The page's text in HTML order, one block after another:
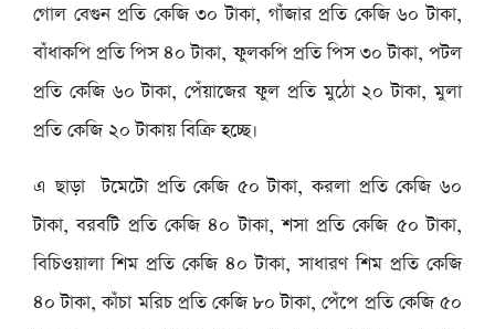
গোল বেগুন প্রতি কেজি ৩০ টাকা, গাঁজার প্রতি কেজি ৬০ টাকা,
বাঁধাকপি প্রতি পিস ৪০ টাকা, ফুলকপি প্রতি পিস ৩০ টাকা, পটল
প্রতি কেজি ৬০ টাকা, পেঁয়াজের ফুল প্রতি মুঠো ২০ টাকা, মুলা
প্রতি কেজি ২০ টাকায় বিক্রি হচ্ছে।
এ ছাড়া টমেটো প্রতি কেজি ৫০ টাকা, করলা প্রতি কেজি ৬০
টাকা, বরবটি প্রতি কেজি ৪০ টাকা, শসা প্রতি কেজি ৫০ টাকা,
বিচিওয়ালা শিম প্রতি কেজি ৪০ টাকা, সাধারণ শিম প্রতি কেজি
৪০ টাকা, কাঁচা মরিচ প্রতি কেজি ৮০ টাকা, পেঁপে প্রতি কেজি ৫০